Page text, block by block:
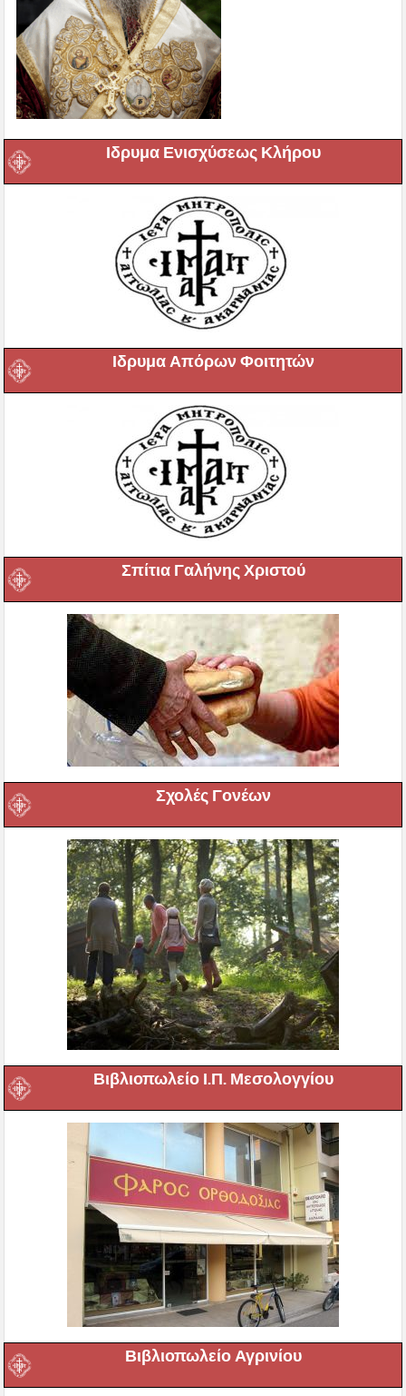
Ιδρυμα Ενισχύσεως Κλήρου
Ιδρυμα Απόρων Φοιτητών
Σπίτια Γαλήνης Χριστού
Σχολές Γονέων
Βιβλιοπωλείο Ι.Π. Μεσολογγίου
Βιβλιοπωλείο Αγρινίου